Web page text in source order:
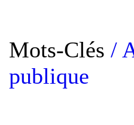
Mots-Clés /
publique